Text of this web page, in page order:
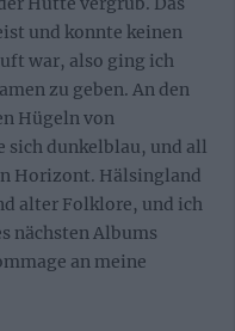
und konnte keinen
war, also ging ich
zu geben. An den
Hügeln von
sich dunkelblau, und all
Horizont. Hälsingland
alter Folklore, und ich
nächsten Albums
an meine